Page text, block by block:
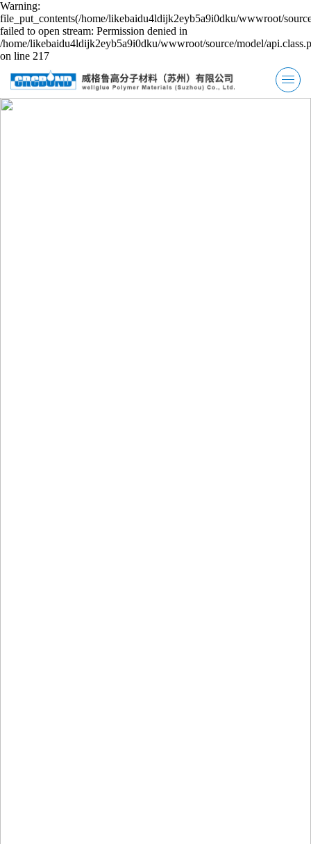
Warning:
file_put_contents(/home/likebaidu4ldijk2eyb5a9i0dku/wwwroot/
failed to open stream: Permission denied in
/home/likebaidu4ldijk2eyb5a9i0dku/wwwroot/source/model/
on line 217